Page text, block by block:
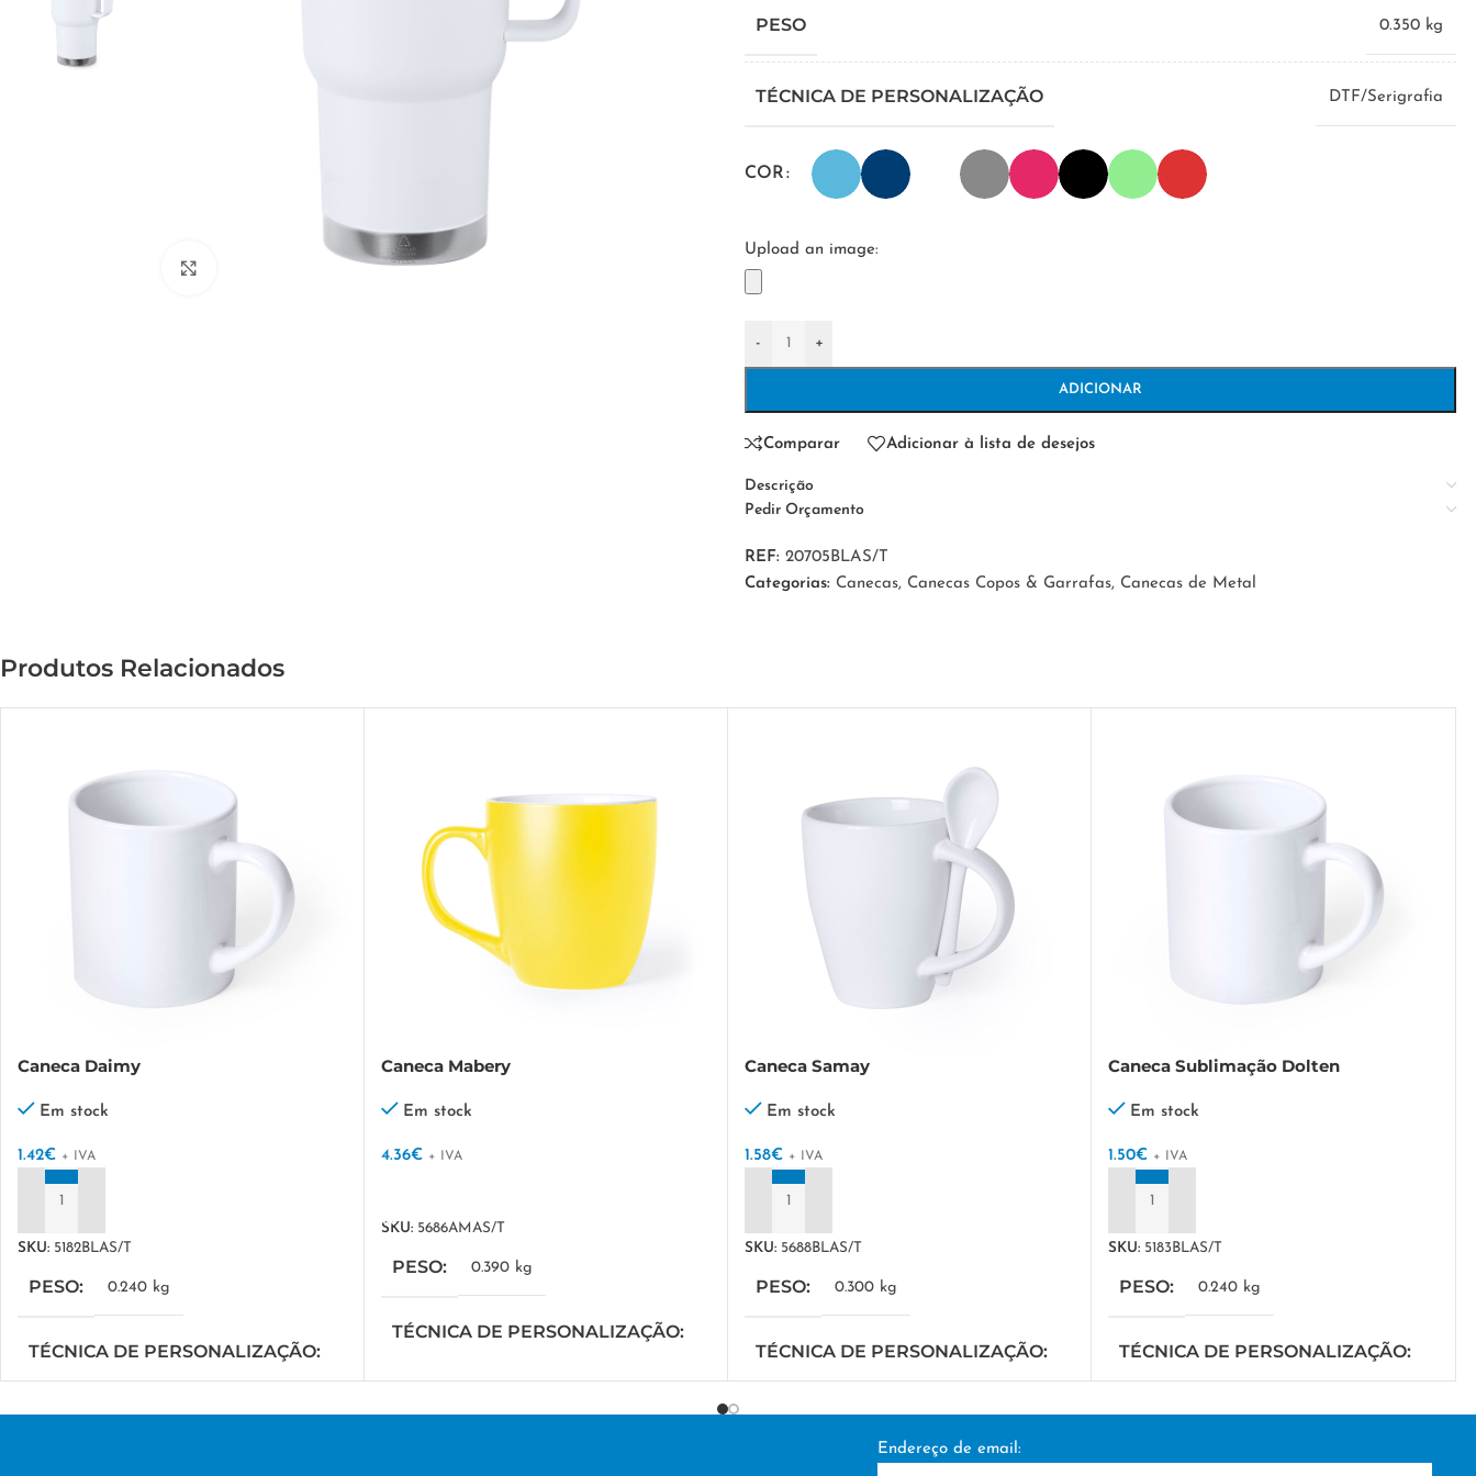
PESO 0.350 kg
TÉCNICA DE PERSONALIZAÇÃO DTF/Serigrafia
COR
Upload an image:
- +
ADICIONAR
Comparar Adicionar à lista de desejos
Descrição
Pedir Orçamento
REF: 20705BLAS/T
Categorias: Canecas, Canecas Copos & Garrafas, Canecas de Metal
Produtos Relacionados
Caneca Daimy
Em stock
1.42€ + IVA
ADICIONAR
SKU: 5182BLAS/T
PESO 0.240 kg
TÉCNICA DE PERSONALIZAÇÃO
Caneca Mabery
Em stock
4.36€ + IVA
SKU: 5686AMAS/T
PESO 0.390 kg
TÉCNICA DE PERSONALIZAÇÃO
Caneca Samay
Em stock
1.58€ + IVA
ADICIONAR
SKU: 5688BLAS/T
PESO 0.300 kg
TÉCNICA DE PERSONALIZAÇÃO
Caneca Sublimação Dolten
Em stock
1.50€ + IVA
ADICIONAR
SKU: 5183BLAS/T
PESO 0.240 kg
TÉCNICA DE PERSONALIZAÇÃO
Endereço de email: